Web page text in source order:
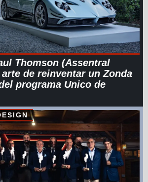
Thomson (Assentral
de reinventar un Zonda
programa Unico de